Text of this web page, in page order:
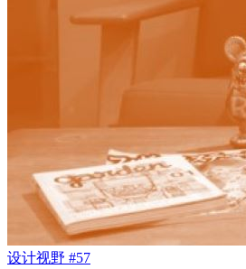
设计视野 #57